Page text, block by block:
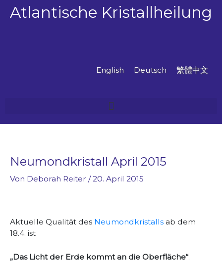
Zum
InhaltAtlantische Kristallheilung
English Deutsch 繁體中文
Neumondkristall April 2015
Von Deborah Reiter /20. April 2015
Aktuelle Qualität des Neumondkristalls ab dem
18.4. ist
„Das Licht der Erde kommt an die Oberfläche“.